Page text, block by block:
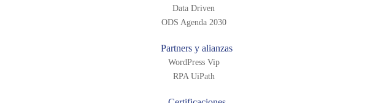
Data Driven
ODS Agenda 2030
Partners y alianzas
WordPress Vip
RPA UiPath